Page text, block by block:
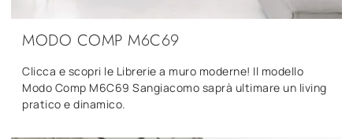
MODO COMP M6C69
Clicca e scopri le Librerie a muro moderne! Il modello
Modo Comp M6C69 Sangiacomo saprà ultimare un living
pratico e dinamico.